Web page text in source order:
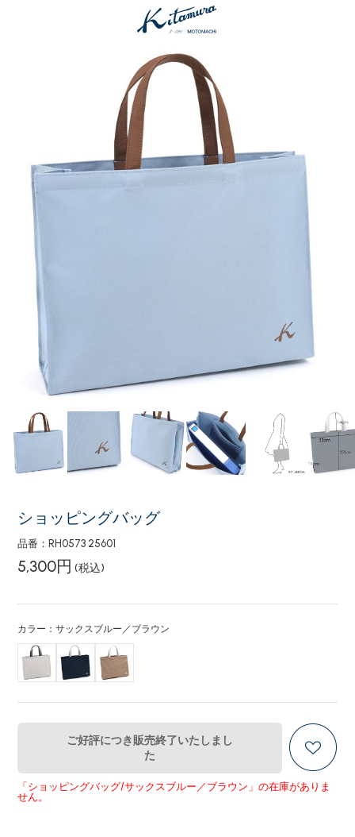
ショッピングバッグ
品番：RH0573 25601
5,300円 (税込)
カラー：サックスブルー／ブラウン
ご好評につき販売終了いたしまし
た
「ショッピングバッグ/サックスブルー／ブラウン」の在庫がありま
せん。